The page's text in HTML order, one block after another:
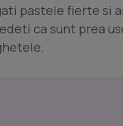
pastele fierte si
ca sunt prea